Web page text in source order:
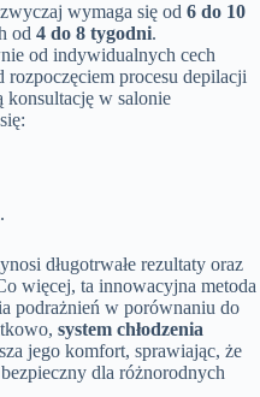
wymaga się od 6 do 10
od 4 do 8 tygodni.
od indywidualnych cech
rozpoczęciem procesu depilacji
konsultację w salonie
długotrwałe rezultaty oraz
więcej, ta innowacyjna metoda
podrażnień w porównaniu do
system chłodzenia
jego komfort, sprawiając, że
dla różnorodnych